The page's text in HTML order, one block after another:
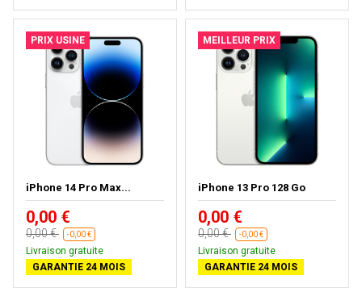
PRIX USINE
iPhone 14 Pro Max...
0,00 €
0,00 € -0,00 €
Livraison gratuite
GARANTIE 24 MOIS
MEILLEUR PRIX
iPhone 13 Pro 128 Go
0,00 €
0,00 € -0,00 €
Livraison gratuite
GARANTIE 24 MOIS